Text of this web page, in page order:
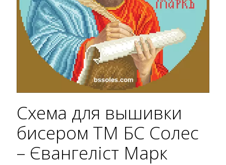
Схема для вышивки
бисером ТМ БС Солес
– Євангеліст Марк